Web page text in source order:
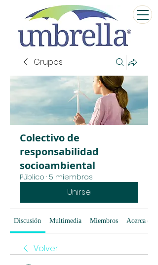
Grupos
Colectivo de
responsabilidad
socioambiental
Público · 5 miembros
Unirse
Discusión Multimedia Miembros Acerca de
Volver